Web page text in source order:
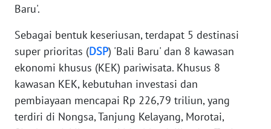
Baru'.
Sebagai bentuk keseriusan, terdapat 5 destinasi
super prioritas (DSP) 'Bali Baru' dan 8 kawasan
ekonomi khusus (KEK) pariwisata. Khusus 8
kawasan KEK, kebutuhan investasi dan
pembiayaan mencapai Rp 226,79 triliun, yang
terdiri di Nongsa, Tanjung Kelayang, Morotai,
Wahana
News
Regional
WN
SUMUT